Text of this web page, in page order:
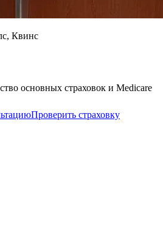
Квинс
основных страховок и Medicare
Проверить страховку